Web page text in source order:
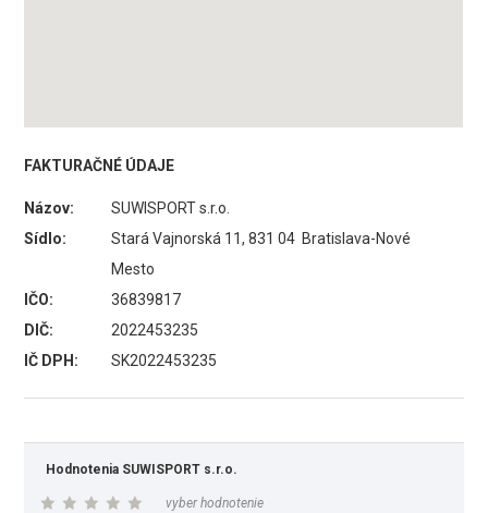
FAKTURAČNÉ ÚDAJE
Názov:
SUWISPORT s.r.o.
Sídlo:
Stará Vajnorská 11, 831 04 Bratislava-Nové
Mesto
IČO:
36839817
DIČ:
2022453235
IČ DPH:
SK2022453235
Hodnotenia SUWISPORT s.r.o.
vyber hodnotenie